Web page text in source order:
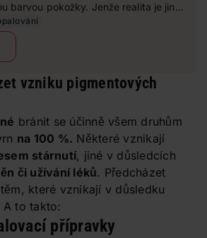
barvou pokožky. Jenže realita je jiná.
mezi hlavní faktory, které ovlivňují
Dobrá zpráva? Ochrana je
jak na to a udělat z SPF
vzniku pigmentových
bránit se účinně všem druhům
na 100 %. Některé vznikají
stárnutí, jiné v důsledcích
či užívání léků. Předcházet
které vznikají v důsledku
A to takto:
přípravky